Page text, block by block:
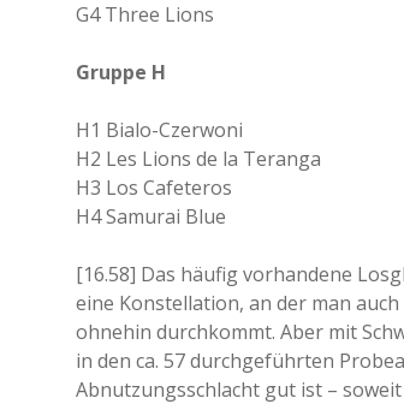
G4 Three Lions
Gruppe H
H1 Bialo-Czerwoni
H2 Les Lions de la Teranga
H3 Los Cafeteros
H4 Samurai Blue
[16.58] Das häufig vorhandene
eine Konstellation, an der man
ohnehin durchkommt. Aber mit
in den ca. 57 durchgeführten
Abnutzungsschlacht gut ist –